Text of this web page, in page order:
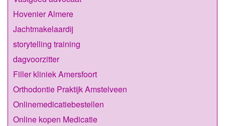
Hovenier Almere
Jachtmakelaardij
storytelling training
dagvoorzitter
Filler kliniek Amersfoort
Orthodontie Praktijk Amstelveen
Onlinemedicatiebestellen
Online kopen Medicatie